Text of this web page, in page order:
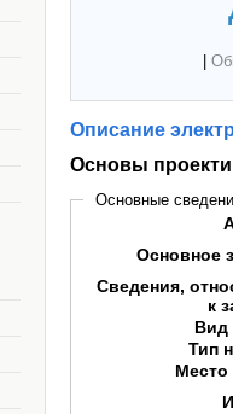
Описание
Основы
Основные
Основное
Сведения,
к
Вид
Тип
Место